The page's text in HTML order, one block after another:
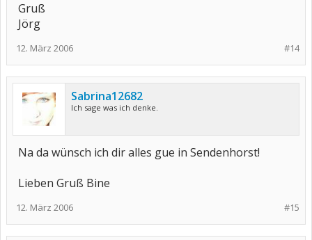
Gruß
Jörg
#14
12. März 2006
Sabrina12682
Ich sage was ich denke.
Na da wünsch ich dir alles gue in Sendenhorst!
Lieben Gruß Bine
#15
12. März 2006